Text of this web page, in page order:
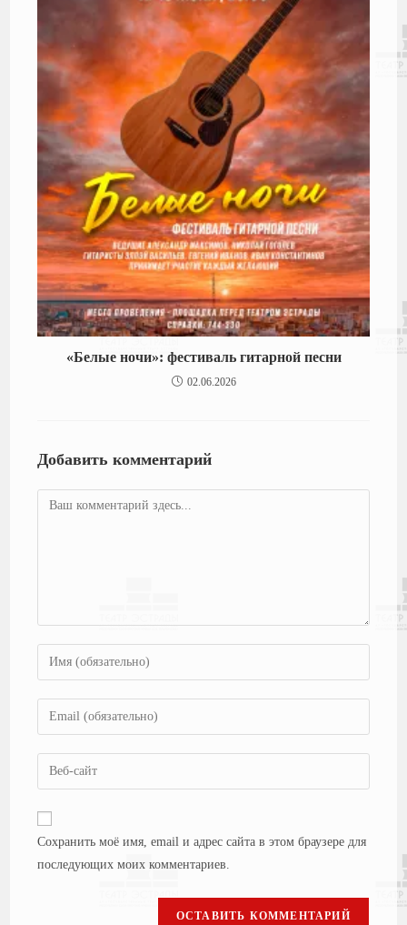
«Белые ночи»: фестиваль гитарной песни
02.06.2026
Добавить комментарий
Сохранить моё имя, email и адрес сайта в этом браузере для
последующих моих комментариев.